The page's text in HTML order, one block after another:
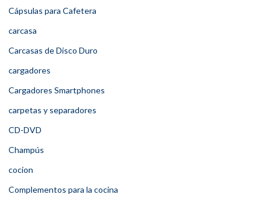
Cápsulas para Cafetera
carcasa
Carcasas de Disco Duro
cargadores
Cargadores Smartphones
carpetas y separadores
CD-DVD
Champús
cocion
Complementos para la cocina